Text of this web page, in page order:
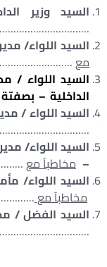
السيد وزير
السيد اللواء/
مع
السيد اللواء /
الداخلية –
السيد اللواء /
السيد اللواء/
– مخاطبآ مع
السيد اللواء/
مخاطبآ مع
السيد الفضل /